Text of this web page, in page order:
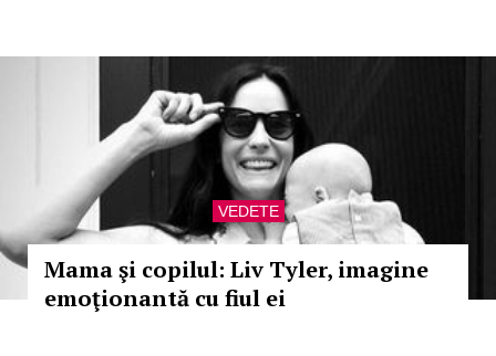
VEDETE
Mama şi copilul: Liv Tyler, imagine
emoţionantă cu fiul ei